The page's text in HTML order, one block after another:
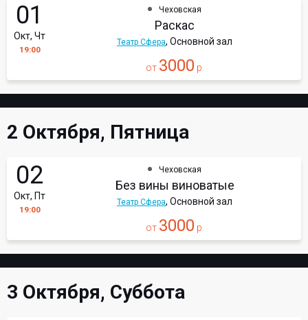
01
Окт, Чт
19:00
Чеховская
Раскас
Театр Сфера, Основной зал
от 3000 р.
2 Октября, Пятница
02
Окт, Пт
19:00
Чеховская
Без вины виноватые
Театр Сфера, Основной зал
от 3000 р.
3 Октября, Суббота